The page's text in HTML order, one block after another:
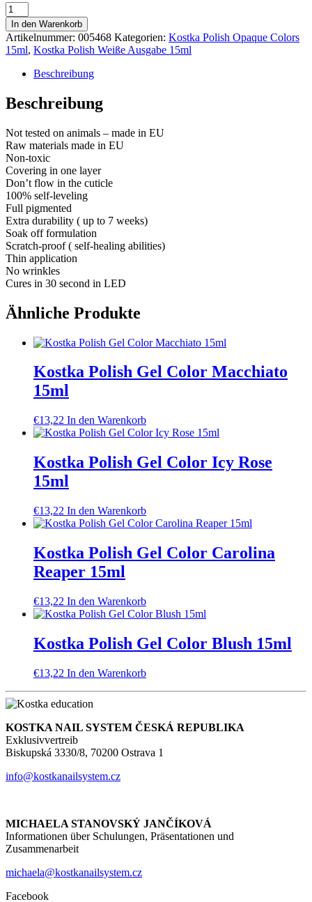
Kostka
Polish
Gel
Color
Magenta
15ml
Menge
In den Warenkorb
Artikelnummer: 005468 Kategorien: Kostka Polish Opaque Colors
15ml, Kostka Polish Weiße Ausgabe 15ml
Beschreibung
Beschreibung
Not tested on animals – made in EU
Raw materials made in EU
Non-toxic
Covering in one layer
Don’t flow in the cuticle
100% self-leveling
Full pigmented
Extra durability ( up to 7 weeks)
Soak off formulation
Scratch-proof ( self-healing abilities)
Thin application
No wrinkles
Cures in 30 second in LED
Ähnliche Produkte
Kostka Polish Gel Color Macchiato
15ml
€13,22 In den Warenkorb
Kostka Polish Gel Color Icy Rose
15ml
€13,22 In den Warenkorb
Kostka Polish Gel Color Carolina
Reaper 15ml
€13,22 In den Warenkorb
Kostka Polish Gel Color Blush 15ml
€13,22 In den Warenkorb
KOSTKA NAIL SYSTEM ČESKÁ REPUBLIKA
Exklusivvertreib
Biskupská 3330/8, 70200 Ostrava 1
info@kostkanailsystem.cz
MICHAELA STANOVSKÝ JANČÍKOVÁ
Informationen über Schulungen, Präsentationen und
Zusammenarbeit
michaela@kostkanailsystem.cz
Facebook